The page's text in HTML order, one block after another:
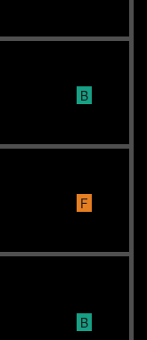
B
F
B